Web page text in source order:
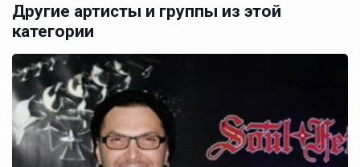
Другие артисты и группы из этой
категории